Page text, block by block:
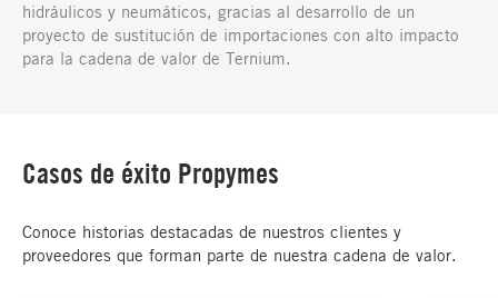
hidráulicos y neumáticos, gracias al desarrollo de un
proyecto de sustitución de importaciones con alto impacto
para la cadena de valor de Ternium.
Casos de éxito Propymes
Conoce historias destacadas de nuestros clientes y
proveedores que forman parte de nuestra cadena de valor.